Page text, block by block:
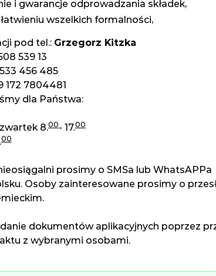
i gwarancje odprowadzania składek,
wszelkich formalności,
pod tel.: Grzegorz Kitzka
539 13
456 485
172 7804481
dla Państwa:
8.00- 17.00
00
prosimy o SMSa lub WhatsAPPa
Osoby zainteresowane prosimy o
dokumentów aplikacyjnych poprzez
z wybranymi osobami.